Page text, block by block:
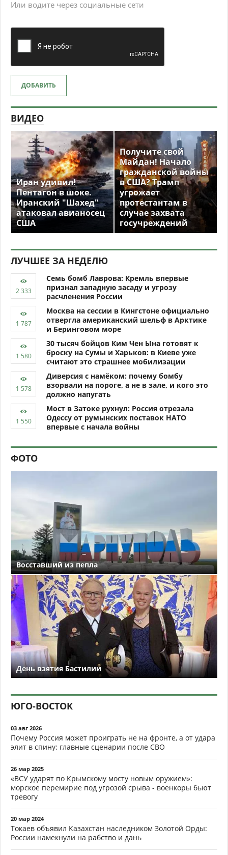
Или водите через социальные сети
ДОБАВИТЬ
ВИДЕО
Иран удивил!
Пентагон в шоке.
Иранский "Шахед"
атаковал авианосец
США
Получите свой
Майдан! Начало
гражданской войны
в США? Трамп
угрожает
протестантам в
случае захвата
госучреждений
ЛУЧШЕЕ ЗА НЕДЕЛЮ
Семь бомб Лаврова: Кремль впервые
признал западную засаду и угрозу
расчленения России
Москва на сессии в Кингстоне официально
отвергла американский шельф в Арктике
и Беринговом море
30 тысяч бойцов Ким Чен Ына готовят к
броску на Сумы и Харьков: в Киеве уже
считают это страшнее мобилизации
Диверсия с намёком: почему бомбу
взорвали на пороге, а не в зале, и кого это
должно напугать
Мост в Затоке рухнул: Россия отрезала
Одессу от румынских поставок НАТО
впервые с начала войны
ФОТО
Восставший из пепла
День взятия Бастилии
ЮГО-ВОСТОК
03 авг 2026
Почему Россия может проиграть не на фронте, а от удара
элит в спину: главные сценарии после СВО
26 мар 2025
«ВСУ ударят по Крымскому мосту новым оружием»:
морское перемирие под угрозой срыва - военкоры бьют
тревогу
20 мар 2024
Токаев объявил Казахстан наследником Золотой Орды:
России намекнули на рабство и дань